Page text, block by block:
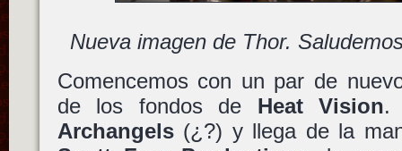
Nueva imagen de Thor.
Comencemos con un par de
de los fondos de Heat Vision
Archangels(¿?) y llega de la